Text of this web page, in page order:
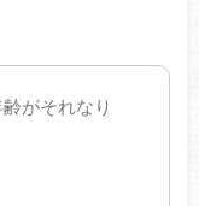
がそれなり